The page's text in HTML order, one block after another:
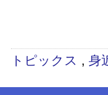
トピックス , 身